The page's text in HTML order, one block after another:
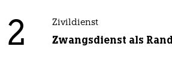
2 Zivildienst
Zwangsdienst als